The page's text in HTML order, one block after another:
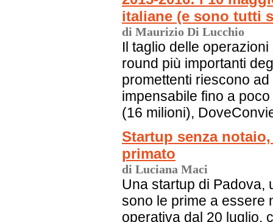
italiane (e sono tutti
di Maurizio Di Lucchio
Il taglio delle
round più importanti
promettenti riescono
impensabile fino a
(16 milioni),
Startup senza
primato
di Luciana Maci
Una startup di Padova,
sono le prime a essere
operativa dal 20 luglio,